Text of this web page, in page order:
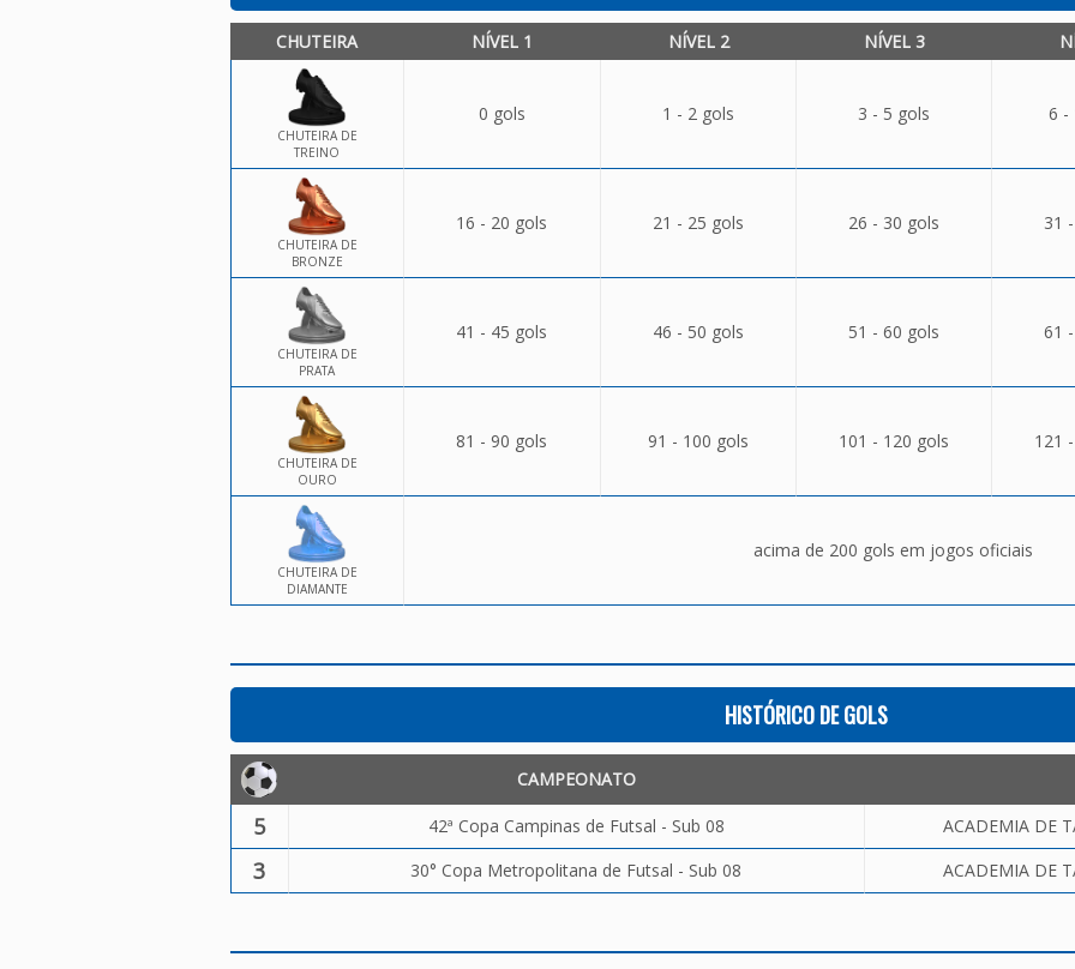
CHUTEIRA NÍVEL 1 NÍVEL 2 NÍVEL 3
CHUTEIRA DE
TREINO
0 gols 1 - 2 gols 3 - 5 gols 6 -
CHUTEIRA DE
BRONZE
16 - 20 gols 21 - 25 gols 26 - 30 gols 31
CHUTEIRA DE
PRATA
41 - 45 gols 46 - 50 gols 51 - 60 gols 61
CHUTEIRA DE
OURO
81 - 90 gols 91 - 100 gols 101 - 120 gols 121
CHUTEIRA DE
DIAMANTE
acima de 200 gols em jogos oficiais
HISTÓRICO DE GOLS
CAMPEONATO
5 42ª Copa Campinas de Futsal - Sub 08 ACADEMIA DE
3 30° Copa Metropolitana de Futsal - Sub 08 ACADEMIA DE